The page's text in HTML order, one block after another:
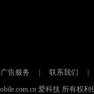
广告服务 联系我们
爱科技 所有权